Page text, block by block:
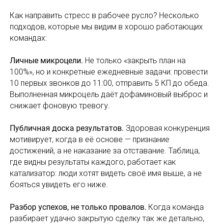
Как направить стресс в рабочее русло? Несколько
подходов, которые мы видим в хорошо работающих
командах:
Личные микроцели. Не только «закрыть план на
100%», но и конкретные ежедневные задачи: провести
10 первых звонков до 11:00, отправить 5 КП до обеда.
Выполненная микроцель даёт дофаминовый выброс и
снижает фоновую тревогу.
Публичная доска результатов. Здоровая конкуренция
мотивирует, когда в её основе — признание
достижений, а не наказание за отставание. Таблица,
где видны результаты каждого, работает как
катализатор: люди хотят видеть своё имя выше, а не
бояться увидеть его ниже.
Разбор успехов, не только провалов. Когда команда
разбирает удачно закрытую сделку так же детально,